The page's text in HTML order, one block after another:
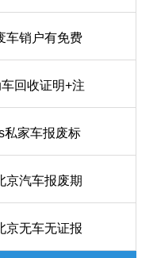
车销户有免费
回收证明+注
私家车报废标
京汽车报废期
京无车无证报